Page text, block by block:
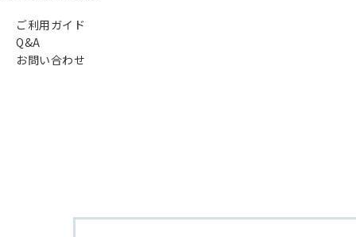
ご利用ガイド
Q&A
お問い合わせ